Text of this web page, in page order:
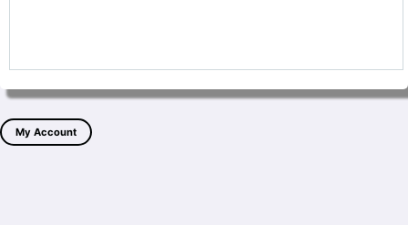
My Account